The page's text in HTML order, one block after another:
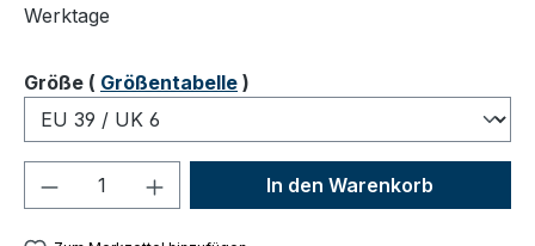
Werktage
Größeauswählen
( Größentabelle )
Produkt Anzahl: Gib denIn den Warenkorb